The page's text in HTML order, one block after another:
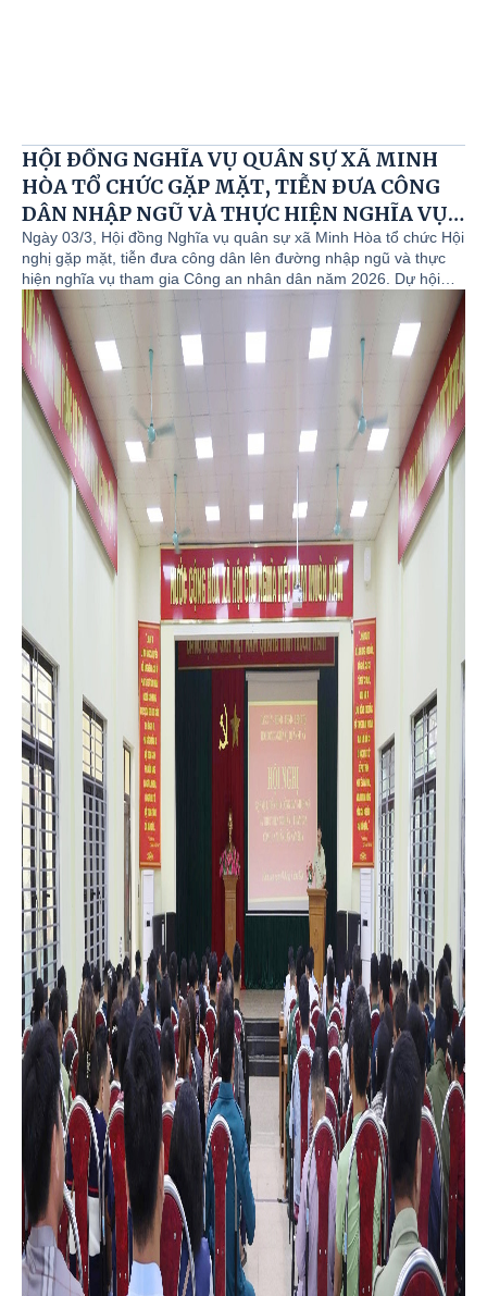
HỘI ĐỒNG NGHĨA VỤ QUÂN SỰ XÃ MINH
HÒA TỔ CHỨC GẶP MẶT, TIỄN ĐƯA CÔNG
DÂN NHẬP NGŨ VÀ THỰC HIỆN NGHĨA VỤ
CÔNG AN NHÂN DÂN NĂM 2026
Ngày 03/3, Hội đồng Nghĩa vụ quân sự xã Minh Hòa tổ chức Hội
nghị gặp mặt, tiễn đưa công dân lên đường nhập ngũ và thực
hiện nghĩa vụ tham gia Công an nhân dân năm 2026. Dự hội
nghị có đồng chí Phạm Quang Minh, Bí thư Đảng ủy, Chủ tịch
HĐND xã; đồng chí Lê Trọng Quảng, Phó Bí thư Đảng ủy, Chủ
tịch UBND xã, Chủ tịch Hội đồng Nghĩa vụ quân sự xã; đồng chí
Đỗ Quốc Dân, Phó Bí thư Thường trực Đảng ủy; các đồng chí
Ủy viên Ban Thường vụ; các đồng chí Thành viên Hội đồng
Nghĩa vụ quân sự xã; thôn đội trưởng và đại diện gia đình các
tân binh.